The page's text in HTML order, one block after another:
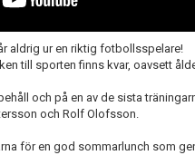
aldrig ur en riktig fotbollsspelare!
till sporten finns kvar, oavsett
och på en av de sista
och Rolf Olofsson.
för en god sommarlunch som